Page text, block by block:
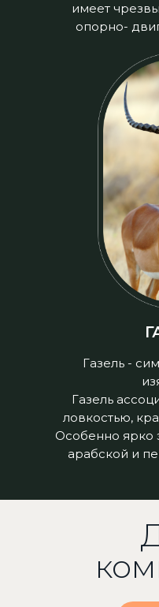
имеет
опорно-
Газель -
Газель
ловкостью,
Особенно ярко
арабской и